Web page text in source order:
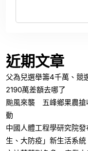
近期文章
父為兒選舉籌4千萬、競
2190萬差額去哪了
颱風來襲 五峰鄉果農
動
中國人體工程學研究院
生、大防疫」新生活系統